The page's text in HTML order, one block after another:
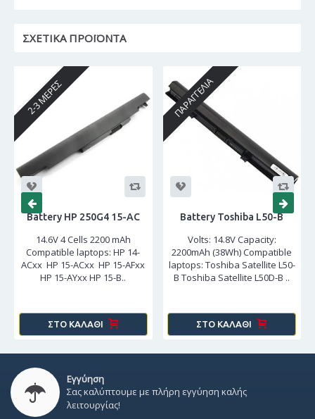
ΣΧΕΤΙΚΆ ΠΡΟΪΌΝΤΑ
2-3 ΜΈΡΕΣ
Battery HP 250G4 15-AC
14.6V 4 Cells 2200 mAh
Compatible laptops: HP 14-
ACxx HP 15-ACxx HP 15-AFxx
HP 15-AYxx HP 15-B..
ΣΤΟ ΚΑΛΆΘΙ
ΠΑΡΑΓΓΕΛΊΑ
Battery Toshiba L50-B
Volts: 14.8V Capacity:
2200mAh (38Wh) Compatible
laptops: Toshiba Satellite L50-
B Toshiba Satellite L50D-B ..
ΣΤΟ ΚΑΛΆΘΙ
Εγγύηση
Σας καλύπτουμε με πλήρη εγγύηση καλής
λειτουργίας!